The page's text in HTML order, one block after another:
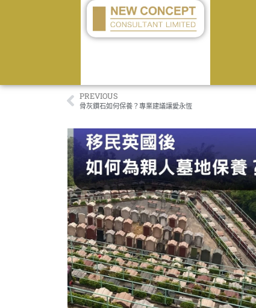
PREVIOUS
骨灰鑽石如何保養？專業建議讓愛永恆